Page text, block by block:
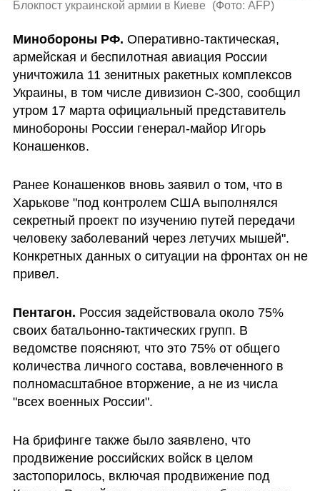
Блокпост украинской армии в Киеве (Фото: AFP)
Минобороны РФ. Оперативно-тактическая,
армейская и беспилотная авиация России
уничтожила 11 зенитных ракетных комплексов
Украины, в том числе дивизион С-300, сообщил
утром 17 марта официальный представитель
минобороны России генерал-майор Игорь
Конашенков.
Ранее Конашенков вновь заявил о том, что в
Харькове "под контролем США выполнялся
секретный проект по изучению путей передачи
человеку заболеваний через летучих мышей".
Конкретных данных о ситуации на фронтах он не
привел.
Пентагон. Россия задействовала около 75%
своих батальонно-тактических групп. В
ведомстве поясняют, что это 75% от общего
количества личного состава, вовлеченного в
полномасштабное вторжение, а не из числа
"всех военных России".
На брифинге также было заявлено, что
продвижение российских войск в целом
застопорилось, включая продвижение под